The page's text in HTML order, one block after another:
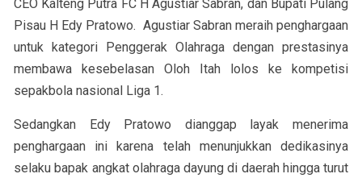
CEO Kalteng Putra FC H Agustiar Sabran, dan Bupati Pulang
Pisau H Edy Pratowo. Agustiar Sabran meraih penghargaan
untuk kategori Penggerak Olahraga dengan prestasinya
membawa kesebelasan Oloh Itah lolos ke kompetisi
sepakbola nasional Liga 1.
Sedangkan Edy Pratowo dianggap layak menerima
penghargaan ini karena telah menunjukkan dedikasinya
selaku bapak angkat olahraga dayung di daerah hingga turut